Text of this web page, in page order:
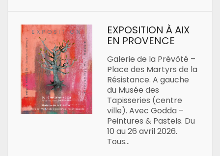
EXPOSITION À AIX
EN PROVENCE
Galerie de la Prévôté –
Place des Martyrs de la
Résistance. A gauche
du Musée des
Tapisseries (centre
ville). Avec Godda –
Peintures & Pastels. Du
10 au 26 avril 2026.
Tous…